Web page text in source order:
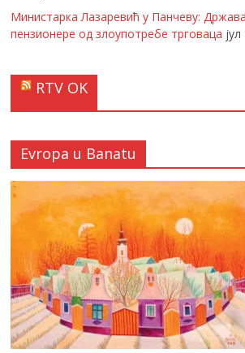
Министарка Лазаревић у Панчеву:
пензионере од злоупотребе трговаца
RTV OK
Evropa u Banatu